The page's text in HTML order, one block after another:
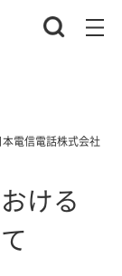
本電信電話株式会社
ける